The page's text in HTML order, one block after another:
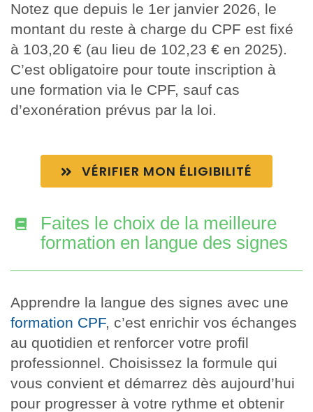
Notez que depuis le 1er janvier 2026, le
montant du reste à charge du CPF est fixé
à 103,20 € (au lieu de 102,23 € en 2025).
C’est obligatoire pour toute inscription à
une formation via le CPF, sauf cas
d’exonération prévus par la loi.
VÉRIFIER MON ÉLIGIBILITÉ
Faites le choix de la meilleure
formation en langue des signes
Apprendre la langue des signes avec une
formation CPF, c’est enrichir vos échanges
au quotidien et renforcer votre profil
professionnel. Choisissez la formule qui
vous convient et démarrez dès aujourd’hui
pour progresser à votre rythme et obtenir